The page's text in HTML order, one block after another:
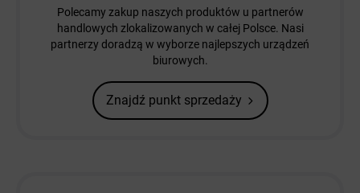
Polecamy zakup naszych produktów u partnerów
handlowych zlokalizowanych w całej Polsce. Nasi
partnerzy doradzą w wyborze najlepszych urządzeń
biurowych.
Znajdź punkt sprzedaży